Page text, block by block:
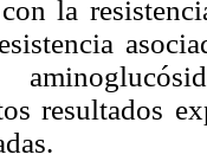
la
resultados